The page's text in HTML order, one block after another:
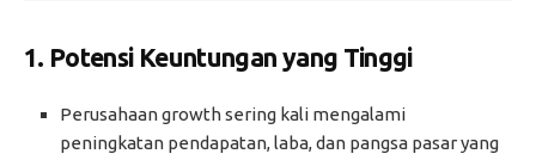
1. Potensi Keuntungan yang Tinggi
Perusahaan growth sering kali mengalami
peningkatan pendapatan, laba, dan pangsa pasar yang